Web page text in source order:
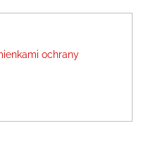
ochrany